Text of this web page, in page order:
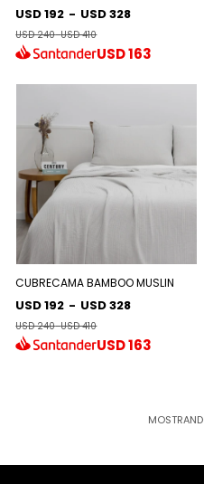
USD 192 - USD 328
USD 240-USD 410
USD163
CUBRECAMA BAMBOO MUSLIN
USD 192 - USD 328
USD 240-USD 410
USD163